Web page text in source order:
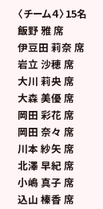
〈チーム４〉15名
飯野 雅 席
伊豆田 莉奈 席
岩立 沙穂 席
大川 莉央 席
大森 美優 席
岡田 彩花 席
岡田 奈々 席
川本 紗矢 席
北澤 早紀 席
小嶋 真子 席
込山 榛香 席